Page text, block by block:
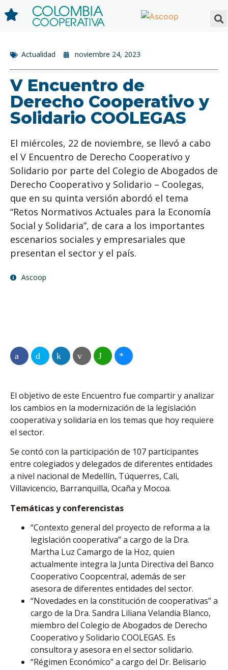
Actualidad noviembre 24, 2023
V Encuentro de
Derecho Cooperativo y
Solidario COOLEGAS
El miércoles, 22 de noviembre, se llevó a cabo
el V Encuentro de Derecho Cooperativo y
Solidario por parte del Colegio de Abogados de
Derecho Cooperativo y Solidario – Coolegas,
que en su quinta versión abordó el tema
“Retos Normativos Actuales para la Economía
Social y Solidaria”, de cara a los importantes
escenarios sociales y empresariales que
presentan el sector y el país.
Ascoop
El objetivo de este Encuentro fue compartir y analizar
los cambios en la modernización de la legislación
cooperativa y solidaria en los temas que hoy requiere
el sector.
Se contó con la participación de 107 participantes
entre colegiados y delegados de diferentes entidades
a nivel nacional de Medellín, Túquerres, Cali,
Villavicencio, Barranquilla, Ocaña y Mocoa.
Temáticas y conferencistas
“Contexto general del proyecto de reforma a la
legislación cooperativa” a cargo de la Dra.
Martha Luz Camargo de la Hoz, quien
actualmente integra la Junta Directiva del Banco
Cooperativo Coopcentral, además de ser
asesora de diferentes entidades del sector.
“Novedades en la constitución de cooperativas” a
cargo de la Dra. Sandra Liliana Velandia Blanco,
miembro del Colegio de Abogados de Derecho
Cooperativo y Solidario COOLEGAS. Es
consultora y asesora en el sector solidario.
“Régimen Económico” a cargo del Dr. Belisario